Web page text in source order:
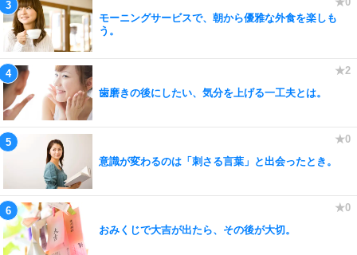
モーニングサービスで、朝から優雅な外食を楽しも
う。
歯磨きの後にしたい、気分を上げる一工夫とは。
意識が変わるのは「刺さる言葉」と出会ったとき。
おみくじで大吉が出たら、その後が大切。